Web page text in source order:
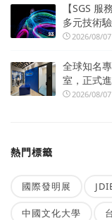
【SGS
多元技術
2026/08/07
全球知名
室，正式
2026/08/07
熱門標籤
國際發明展
中國文化大學